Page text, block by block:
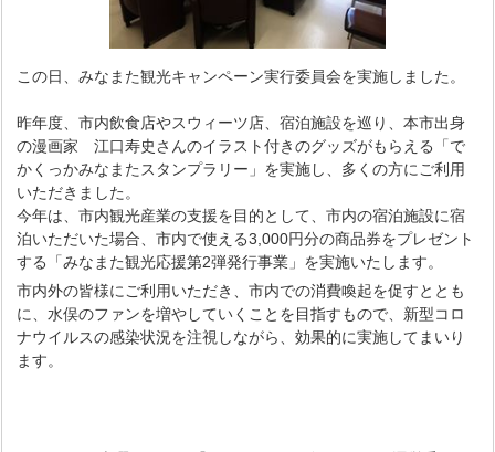
この日、みなまた観光キャンペーン実行委員会を実施しました。
昨年度、市内飲食店やスウィーツ店、宿泊施設を巡り、本市出身
の漫画家 江口寿史さんのイラスト付きのグッズがもらえる「で
かくっかみなまたスタンプラリー」を実施し、多くの方にご利用
いただきました。
今年は、市内観光産業の支援を目的として、市内の宿泊施設に宿
泊いただいた場合、市内で使える3,000円分の商品券をプレゼント
する「みなまた観光応援第2弾発行事業」を実施いたします。
市内外の皆様にご利用いただき、市内での消費喚起を促すととも
に、水俣のファンを増やしていくことを目指すもので、新型コロ
ナウイルスの感染状況を注視しながら、効果的に実施してまいり
ます。